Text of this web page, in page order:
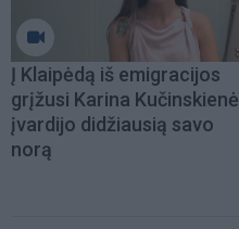
Į Klaipėdą iš emigracijos
grįžusi Karina Kučinskienė
įvardijo didžiausią savo
norą